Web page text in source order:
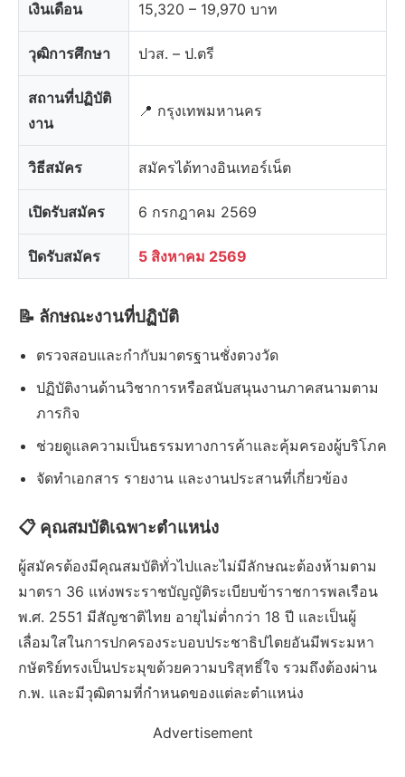
เงินเดือน 15,320 – 19,970 บาท
วุฒิการศึกษา ปวส. – ป.ตรี
สถานที่ปฏิบัติ
งาน
📍 กรุงเทพมหานคร
วิธีสมัคร สมัครได้ทางอินเทอร์เน็ต
เปิดรับสมัคร 6 กรกฎาคม 2569
ปิดรับสมัคร 5 สิงหาคม 2569
📝 ลักษณะงานที่ปฏิบัติ
ตรวจสอบและกำกับมาตรฐานชั่งตวงวัด
ปฏิบัติงานด้านวิชาการหรือสนับสนุนงานภาคสนามตาม
ภารกิจ
ช่วยดูแลความเป็นธรรมทางการค้าและคุ้มครองผู้บริโภค
จัดทำเอกสาร รายงาน และงานประสานที่เกี่ยวข้อง
📋 คุณสมบัติเฉพาะตำแหน่ง
ผู้สมัครต้องมีคุณสมบัติทั่วไปและไม่มีลักษณะต้องห้ามตาม
มาตรา 36 แห่งพระราชบัญญัติระเบียบข้าราชการพลเรือน
พ.ศ. 2551 มีสัญชาติไทย อายุไม่ต่ำกว่า 18 ปี และเป็นผู้
เลื่อมใสในการปกครองระบอบประชาธิปไตยอันมีพระมหา
กษัตริย์ทรงเป็นประมุขด้วยความบริสุทธิ์ใจ รวมถึงต้องผ่าน
ก.พ. และมีวุฒิตามที่กำหนดของแต่ละตำแหน่ง
Advertisement